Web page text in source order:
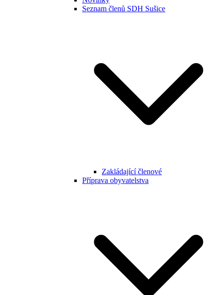
Seznam členů SDH Sušice
Zakládající členové
Příprava obyvatelstva